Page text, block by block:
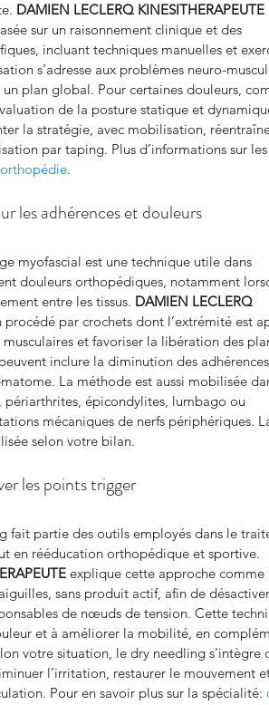
DAMIEN LECLERQ KINESITHERAPEUTE
sur un raisonnement clinique et des
incluant techniques manuelles et
s’adresse aux problèmes neuro-
plan global. Pour certaines douleurs,
de la posture statique et
la stratégie, avec mobilisation,
par taping. Plus d’informations sur les
orthopédie.
les adhérences et douleurs
myofascial est une technique utile dans
douleurs orthopédiques, notamment
entre les tissus. DAMIEN LECLERQ
procédé par crochets dont l’extrémité est
et favoriser la libération des
inclure la diminution des adhérences
La méthode est aussi mobilisée
périarthrites, épicondylites, lumbago ou
mécaniques de nerfs périphériques.
selon votre bilan.
les points trigger
fait partie des outils employés dans le
en rééducation orthopédique et sportive.
explique cette approche comme
sans produit actif, afin de
de nœuds de tension. Cette
et à améliorer la mobilité, en
votre situation, le dry needling s’intègre
l’irritation, restaurer le mouvement
Pour en savoir plus sur la spécialité: